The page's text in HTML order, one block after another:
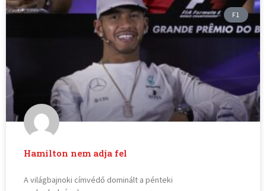
F1
Hamilton nem adja fel
A világbajnoki címvédő dominált a pénteki